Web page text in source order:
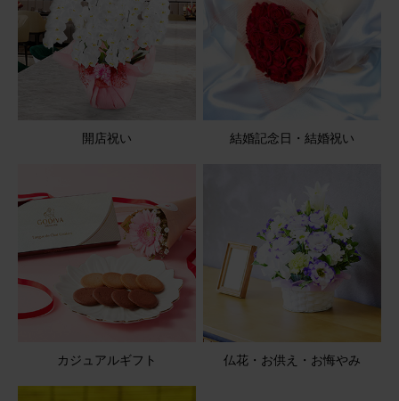
孫のバレエの発表会があり、プレゼントしました。 可愛い
と喜んでくれました。🌸🌸
アレンジメント(ピンク) Sサイズ Happy Birthday カード付
2026/04/07
用途：
結婚祝い
とてもかわいいです
宅配ボックスに入っていましたが、元気な状態でした
アレンジメント(ピンク) Mサイズ
2026/01/18
ブルーミーユーザーさん 60代
開店祝い 結婚記念日・結婚祝い
カジュアルギフト 仏花・お供え・お悔やみ